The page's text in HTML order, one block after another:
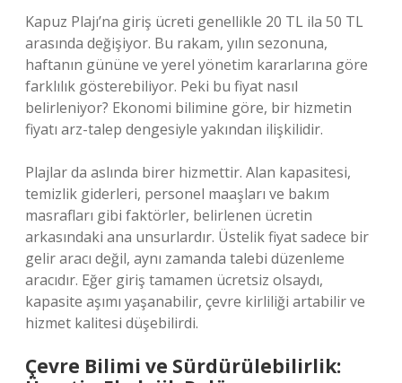
Kapuz Plajı’na giriş ücreti genellikle 20 TL ila 50 TL
arasında değişiyor. Bu rakam, yılın sezonuna,
haftanın gününe ve yerel yönetim kararlarına göre
farklılık gösterebiliyor. Peki bu fiyat nasıl
belirleniyor? Ekonomi bilimine göre, bir hizmetin
fiyatı arz-talep dengesiyle yakından ilişkilidir.
Plajlar da aslında birer hizmettir. Alan kapasitesi,
temizlik giderleri, personel maaşları ve bakım
masrafları gibi faktörler, belirlenen ücretin
arkasındaki ana unsurlardır. Üstelik fiyat sadece bir
gelir aracı değil, aynı zamanda talebi düzenleme
aracıdır. Eğer giriş tamamen ücretsiz olsaydı,
kapasite aşımı yaşanabilir, çevre kirliliği artabilir ve
hizmet kalitesi düşebilirdi.
Çevre Bilimi ve Sürdürülebilirlik: